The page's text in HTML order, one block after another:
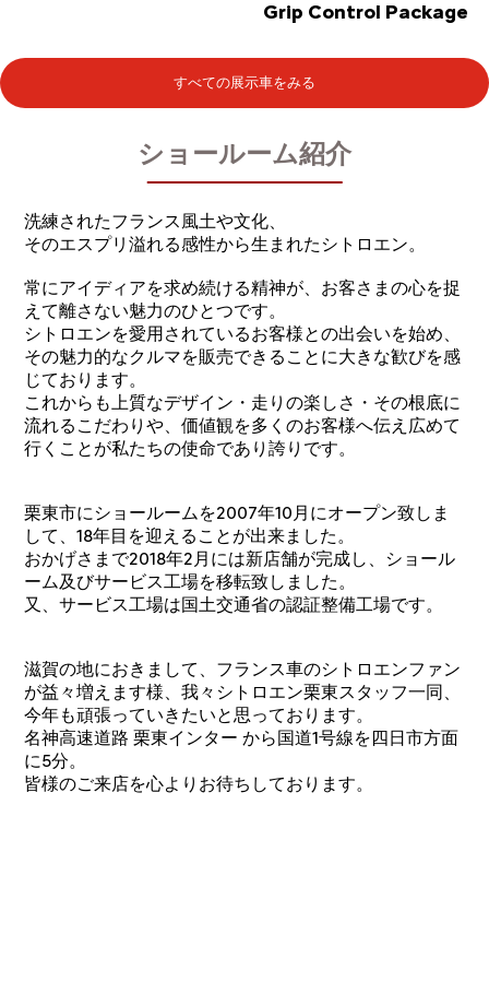
Grip Control Package
すべての展示車をみる
ショールーム紹介
洗練されたフランス風土や文化、
そのエスプリ溢れる感性から生まれたシトロエン。
常にアイディアを求め続ける精神が、お客さまの心を捉
えて離さない魅力のひとつです。
シトロエンを愛用されているお客様との出会いを始め、
その魅力的なクルマを販売できることに大きな歓びを感
じております。
これからも上質なデザイン・走りの楽しさ・その根底に
流れるこだわりや、価値観を多くのお客様へ伝え広めて
行くことが私たちの使命であり誇りです。
栗東市にショールームを2007年10月にオープン致しま
して、18年目を迎えることが出来ました。
おかげさまで2018年2月には新店舗が完成し、ショール
ーム及びサービス工場を移転致しました。
又、サービス工場は国土交通省の認証整備工場です。
滋賀の地におきまして、フランス車のシトロエンファン
が益々増えます様、我々シトロエン栗東スタッフ一同、
今年も頑張っていきたいと思っております。
名神高速道路 栗東インター から国道1号線を四日市方面
に5分。
皆様のご来店を心よりお待ちしております。